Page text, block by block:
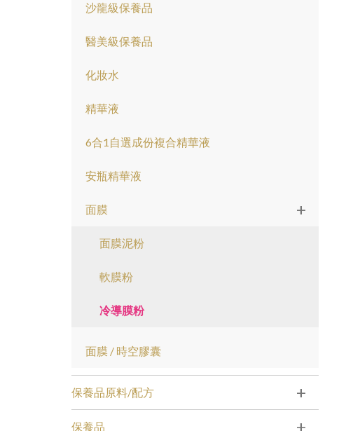
沙龍級保養品
醫美級保養品
化妝水
精華液
6合1自選成份複合精華液
安瓶精華液
面膜
面膜泥粉
軟膜粉
冷導膜粉
+
面膜 / 時空膠囊
保養品原料/配方 +
保養品 +